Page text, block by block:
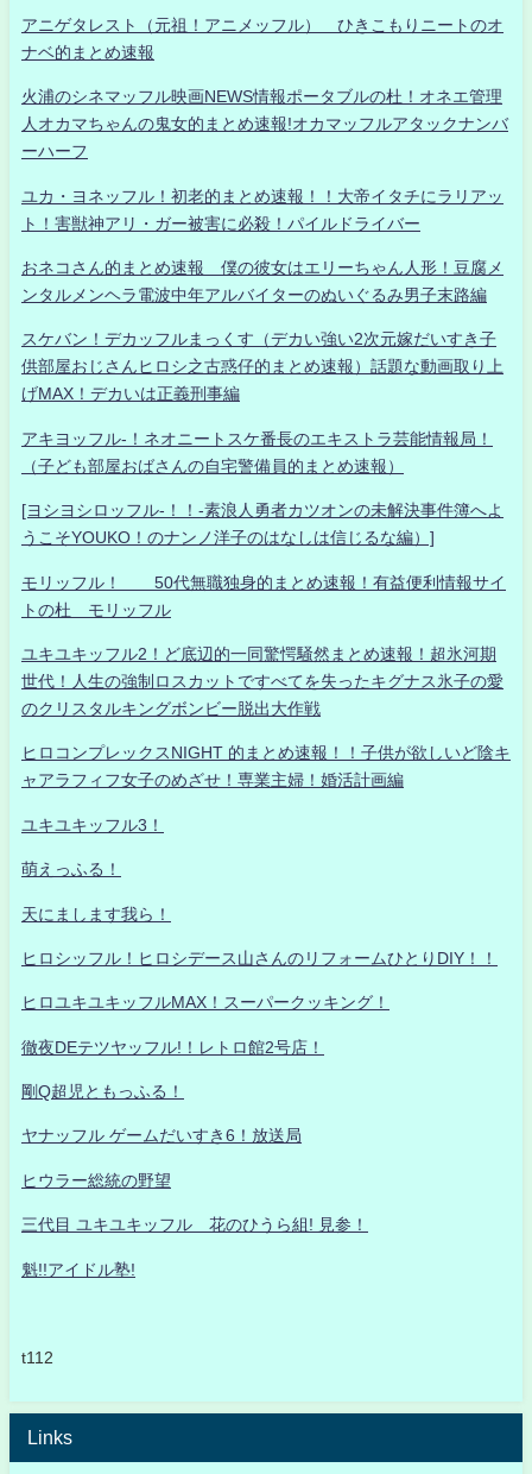
アニゲタレスト（元祖！アニメッフル） ひきこもりニートのオ
ナベ的まとめ速報
火浦のシネマッフル映画NEWS情報ポータブルの杜！オネエ管理
人オカマちゃんの鬼女的まとめ速報!オカマッフルアタックナンバ
ーハーフ
ユカ・ヨネッフル！初老的まとめ速報！！大帝イタチにラリアッ
ト！害獣神アリ・ガー被害に必殺！パイルドライバー
おネコさん的まとめ速報 僕の彼女はエリーちゃん人形！豆腐メ
ンタルメンヘラ電波中年アルバイターのぬいぐるみ男子末路編
スケバン！デカッフルまっくす（デカい強い2次元嫁だいすき子
供部屋おじさんヒロシ之古惑仔的まとめ速報）話題な動画取り上
げMAX！デカいは正義刑事編
アキヨッフル-！ネオニートスケ番長のエキストラ芸能情報局！
（子ども部屋おばさんの自宅警備員的まとめ速報）
[ヨシヨシロッフル-！！-素浪人勇者カツオンの未解決事件簿へよ
うこそYOUKO！のナンノ洋子のはなしは信じるな編）]
モリッフル！ 50代無職独身的まとめ速報！有益便利情報サイ
トの杜 モリッフル
ユキユキッフル2！ど底辺的一同驚愕騒然まとめ速報！超氷河期
世代！人生の強制ロスカットですべてを失ったキグナス氷子の愛
のクリスタルキングボンビー脱出大作戦
ヒロコンプレックスNIGHT 的まとめ速報！！子供が欲しいど陰キ
ャアラフィフ女子のめざせ！専業主婦！婚活計画編
ユキユキッフル3！
萌えっふる！
天にまします我ら！
ヒロシッフル！ヒロシデース山さんのリフォームひとりDIY！！
ヒロユキユキッフルMAX！スーパークッキング！
徹夜DEテツヤッフル!！レトロ館2号店！
剛Q超児ともっふる！
ヤナッフル ゲームだいすき6！放送局
ヒウラー総統の野望
三代目 ユキユキッフル 花のひうら組! 見参！
魁!!アイドル塾!
t112
Links